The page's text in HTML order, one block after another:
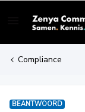
Compliance
BEANTWOORD